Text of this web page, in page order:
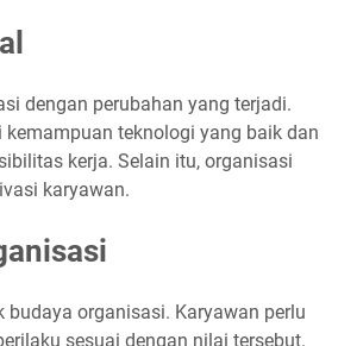
dengan perubahan yang terjadi.
teknologi yang baik dan
kerja. Selain itu, organisasi
karyawan.
organisasi. Karyawan perlu
sesuai dengan nilai tersebut.